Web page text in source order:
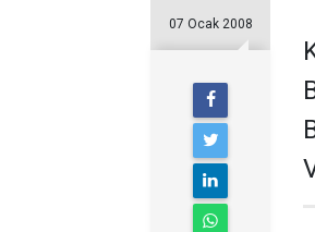
07 Ocak 2008